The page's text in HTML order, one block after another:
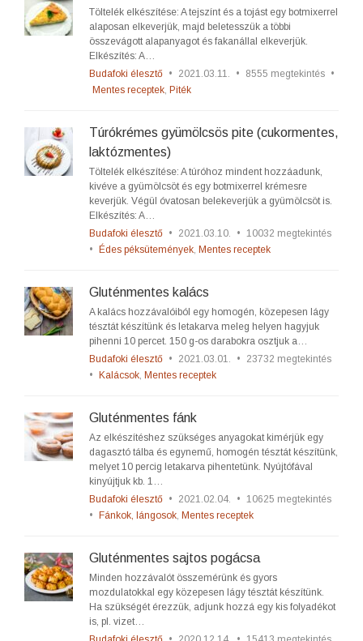
Töltelék elkészítése: A tejszínt és a tojást egy botmixerrel
alaposan elkeverjük, majd beletesszük a többi
összevágott alapanyagot és fakanállal elkeverjük.
Elkészítés: A…
Budafoki élesztő • 2021.03.11. • 8555 megtekintés •
Mentes receptek, Piték
Túrókrémes gyümölcsös pite (cukormentes,
laktózmentes)
Töltelék elkészítése: A túróhoz mindent hozzáadunk,
kivéve a gyümölcsöt és egy botmixerrel krémesre
keverjük. Végül óvatosan belekeverjük a gyümölcsöt is.
Elkészítés: A…
Budafoki élesztő • 2021.03.10. • 10032 megtekintés
•
Édes péksütemények, Mentes receptek
Gluténmentes kalács
A kalács hozzávalóiból egy homogén, közepesen lágy
tésztát készítünk és letakarva meleg helyen hagyjuk
pihenni 10 percet. 150 g-os darabokra osztjuk a…
Budafoki élesztő • 2021.03.01. •
23732 megtekintés
•
Kalácsok, Mentes receptek
Gluténmentes fánk
Az elkészítéshez szükséges anyagokat kimérjük egy
dagasztó tálba és egynemű, homogén tésztát készítünk,
melyet 10 percig letakarva pihentetünk. Nyújtófával
kinyújtjuk kb. 1…
Budafoki élesztő • 2021.02.04. • 10625 megtekintés
•
Fánkok, lángosok, Mentes receptek
Gluténmentes sajtos pogácsa
Minden hozzávalót összemérünk és gyors
mozdulatokkal egy közepesen lágy tésztát készítünk.
Ha szükségét érezzük, adjunk hozzá egy kis folyadékot
is, pl. vizet…